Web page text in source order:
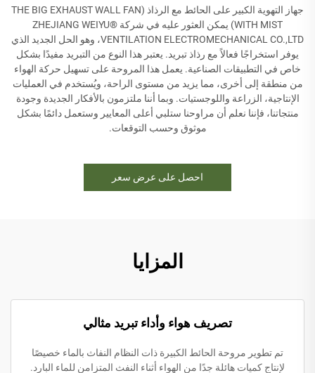
جهاز التهوية الكبير على الحائط مع الرذاذ (THE BIG EXHAUST WALL FAN
WITH MIST) يمكن العثور عليه في شركة ZHEJIANG WEIYU®
VENTILATION ELECTROMECHANICAL CO.,LTD، وهو الحل الجديد الذي
يوفر استخراجًا فعالاً مع رذاذ تبريد. يعتبر هذا النوع من التبريد مفيدًا بشكل
خاص في التطبيقات الصناعية. يعمل هذا المروحة على تسهيل حركة الهواء
من منطقة إلى أخرى، مما يزيد من مستوى الراحة، ويُستخدم في العمليات
الإنتاجية، الزراعة واللوجستيات. وبما أننا ملتزمون بالأفكار الجديدة وجودة
منتجاتنا، فإننا نعلم أن مراوحنا ستلبي أعلى المعايير وستعمل دائمًا بشكل
موثوق وحسب التوقعات.
احصل على عرض سعر
المزايا
تصريف هواء وأداء تبريد مثالي
تم تطوير مروحة الحائط الكبيرة ذات النظام النفاث بالماء خصيصًا
لإنتاج كميات هائلة جدًا من الهواء أثناء النفث المتزامن للماء البارد.